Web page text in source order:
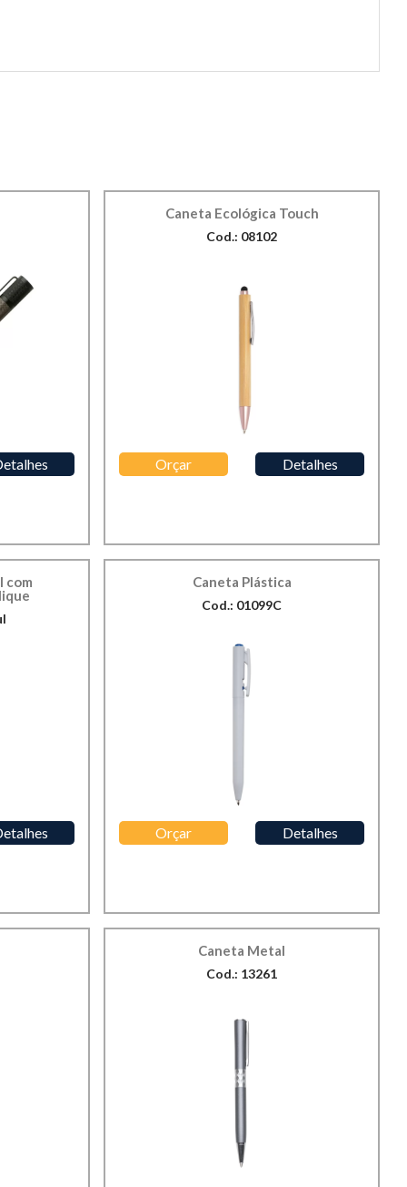
Caneta Ecológica Touch
Cod.: 08102
Orçar Detalhes
com
Caneta Plástica
Cod.: 01099C
Orçar Detalhes
Caneta Metal
Cod.: 13261